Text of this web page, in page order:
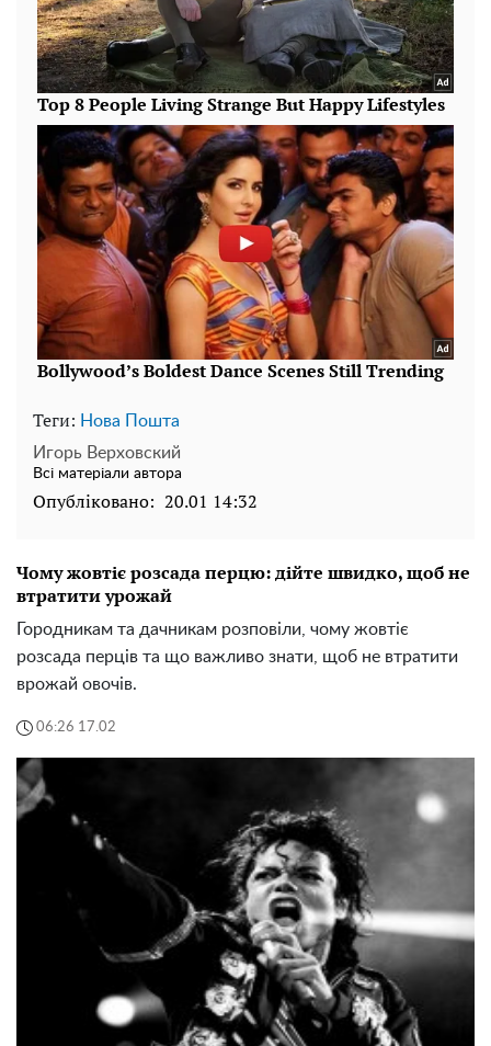
Теги: Нова Пошта
Игорь Верховский
Всі матеріали автора
Опубліковано: 20.01 14:32
Чому жовтіє розсада перцю: дійте швидко, щоб не
втратити урожай
Городникам та дачникам розповіли, чому жовтіє
розсада перців та що важливо знати, щоб не втратити
врожай овочів.
06:26 17.02